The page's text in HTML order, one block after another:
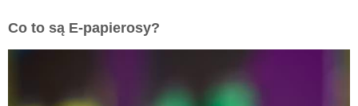
Co to są E-papierosy?